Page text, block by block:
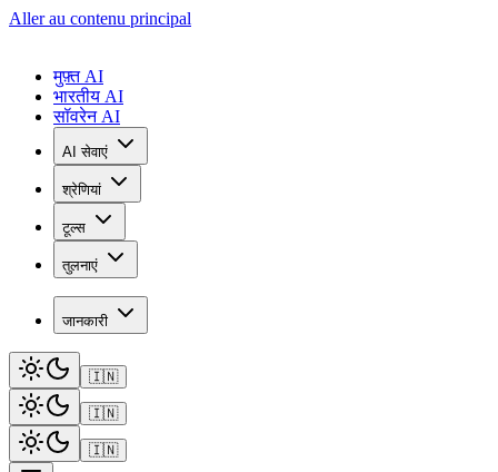
Aller au contenu principal
मुफ़्त AI
भारतीय AI
सॉवरेन AI
AI सेवाएं
श्रेणियां
टूल्स
तुलनाएं
जानकारी
🇮🇳
🇮🇳
🇮🇳